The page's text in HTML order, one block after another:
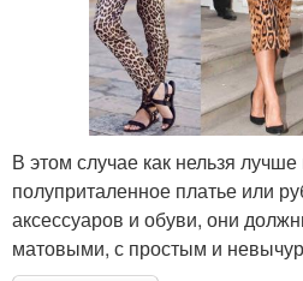
В этом случае как нельзя
полуприталенное платье или
аксессуаров и обуви, они
матовыми, с простым и